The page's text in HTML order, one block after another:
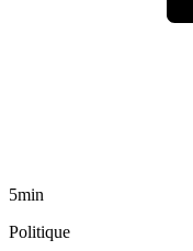
5min
Politique